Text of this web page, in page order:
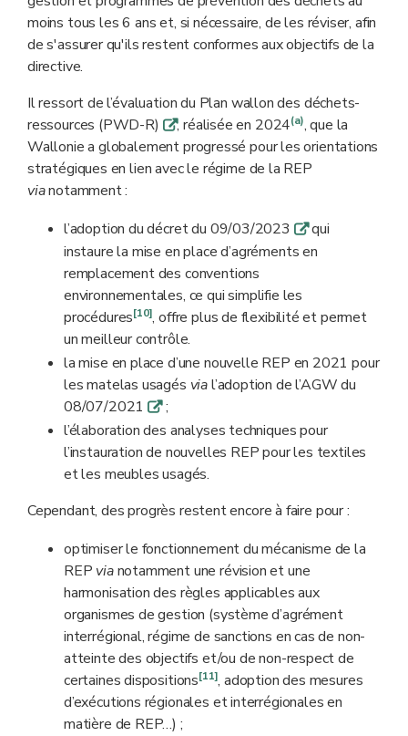
consommateur ou l'utilisateur
professionnel doivent être repris.
****** Huiles et graisses de friture
usagées.
moins tous les 6 ans et, si nécessaire, de les réviser, afin
de s'assurer qu'ils restent conformes aux objectifs de la
directive.
Il ressort de l’évaluation du Plan wallon des déchets-
ressources (PWD-R) q, réalisée en 2024(a), que la
Wallonie a globalement progressé pour les orientations
stratégiques en lien avec le régime de la REP
vianotamment :
l’adoption du décret du 09/03/2023 qqui
instaure la mise en place d’agréments en
remplacement des conventions
environnementales, ce qui simplifie les
procédures[10], offre plus de flexibilité et permet
un meilleur contrôle.
la mise en place d’une nouvelle REP en 2021 pour
les matelas usagés vial’adoption de l’AGW du
08/07/2021q;
l’élaboration des analyses techniques pour
l’instauration de nouvelles REP pour les textiles
et les meubles usagés.
Cependant, des progrès restent encore à faire pour :
optimiser le fonctionnement du mécanisme de la
REP vianotamment une révision et une
harmonisation des règles applicables aux
organismes de gestion (système d’agrément
interrégional, régime de sanctions en cas de non-
atteinte des objectifs et/ou de non-respect de
certaines dispositions[11], adoption des mesures
d’exécutions régionales et interrégionales en
matière de REP…) ;